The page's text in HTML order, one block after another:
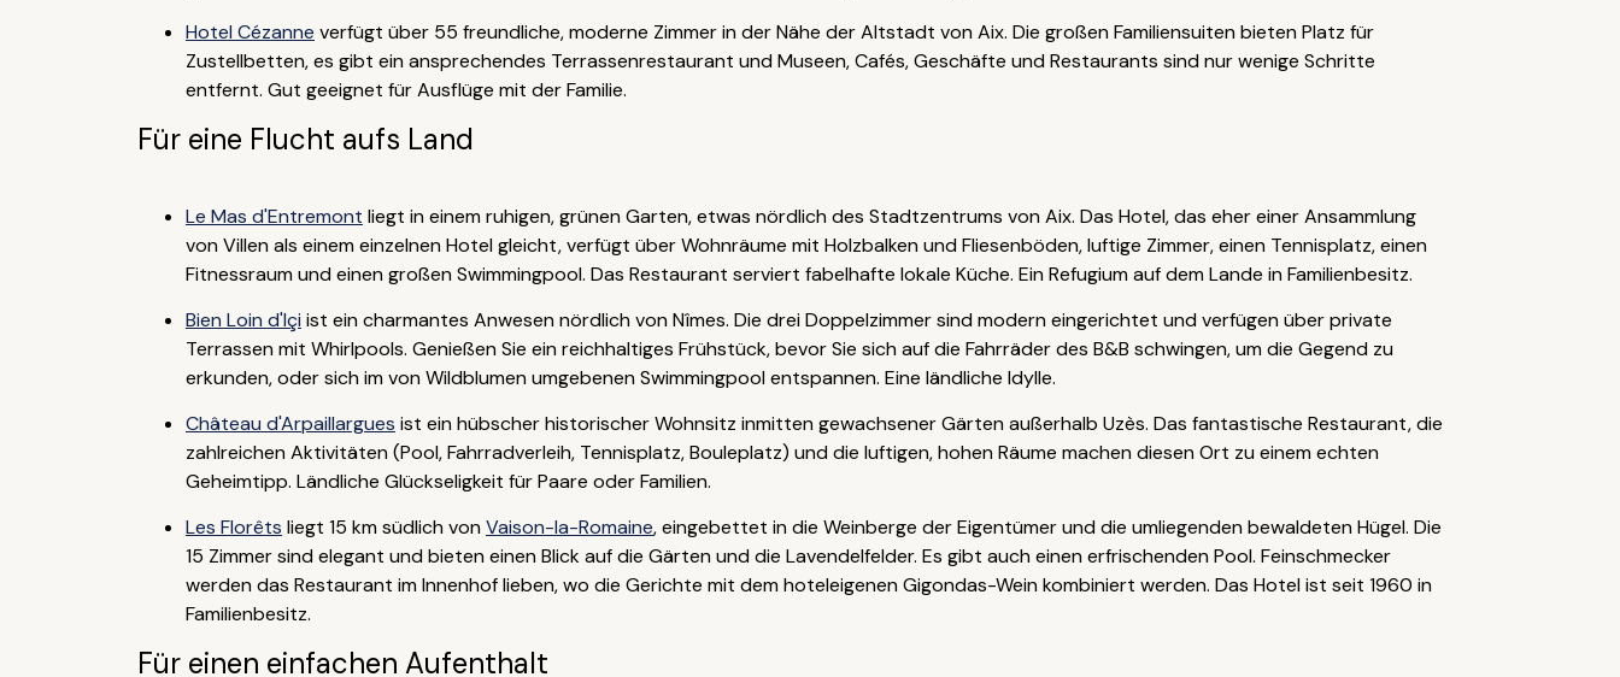
Hotel Cézanne verfügt über 55 freundliche, moderne Zimmer in der Nähe der Altstadt von Aix. Die großen Familiensuiten bieten Platz für
Zustellbetten, es gibt ein ansprechendes Terrassenrestaurant und Museen, Cafés, Geschäfte und Restaurants sind nur wenige Schritte
entfernt. Gut geeignet für Ausflüge mit der Familie.
Für eine Flucht aufs Land
Le Mas d'Entremont liegt in einem ruhigen, grünen Garten, etwas nördlich des Stadtzentrums von Aix. Das Hotel, das eher einer Ansammlung
von Villen als einem einzelnen Hotel gleicht, verfügt über Wohnräume mit Holzbalken und Fliesenböden, luftige Zimmer, einen Tennisplatz, einen
Fitnessraum und einen großen Swimmingpool. Das Restaurant serviert fabelhafte lokale Küche. Ein Refugium auf dem Lande in Familienbesitz.
Bien Loin d'Içi ist ein charmantes Anwesen nördlich von Nîmes. Die drei Doppelzimmer sind modern eingerichtet und verfügen über private
Terrassen mit Whirlpools. Genießen Sie ein reichhaltiges Frühstück, bevor Sie sich auf die Fahrräder des B&B schwingen, um die Gegend zu
erkunden, oder sich im von Wildblumen umgebenen Swimmingpool entspannen. Eine ländliche Idylle.
Château d'Arpaillargues ist ein hübscher historischer Wohnsitz inmitten gewachsener Gärten außerhalb Uzès. Das fantastische Restaurant, die
zahlreichen Aktivitäten (Pool, Fahrradverleih, Tennisplatz, Bouleplatz) und die luftigen, hohen Räume machen diesen Ort zu einem echten
Geheimtipp. Ländliche Glückseligkeit für Paare oder Familien.
Les Florêts liegt 15 km südlich vonVaison-la-Romaine, eingebettet in die Weinberge der Eigentümer und die umliegenden bewaldeten Hügel. Die
15 Zimmer sind elegant und bieten einen Blick auf die Gärten und die Lavendelfelder. Es gibt auch einen erfrischenden Pool. Feinschmecker
werden das Restaurant im Innenhof lieben, wo die Gerichte mit dem hoteleigenen Gigondas-Wein kombiniert werden. Das Hotel ist seit 1960 in
Familienbesitz.
Für einen einfachen Aufenthalt